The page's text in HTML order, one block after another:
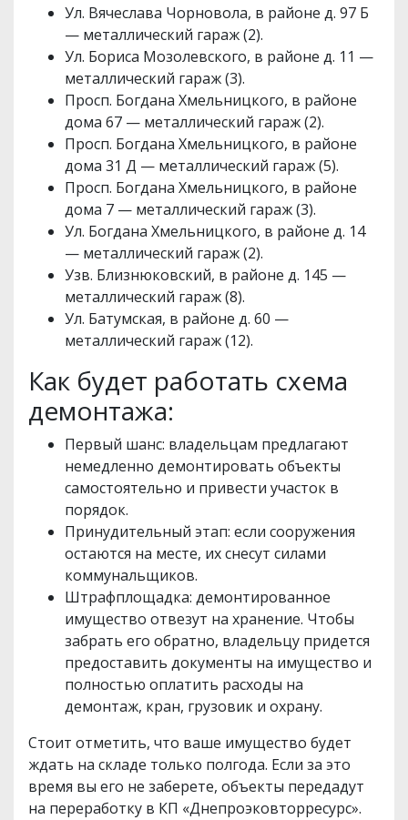
Ул. Вячеслава Чорновола, в районе д. 97 Б
— металлический гараж (2).
Ул. Бориса Мозолевского, в районе д. 11 —
металлический гараж (3).
Просп. Богдана Хмельницкого, в районе
дома 67 — металлический гараж (2).
Просп. Богдана Хмельницкого, в районе
дома 31 Д — металлический гараж (5).
Просп. Богдана Хмельницкого, в районе
дома 7 — металлический гараж (3).
Ул. Богдана Хмельницкого, в районе д. 14
— металлический гараж (2).
Узв. Близнюковский, в районе д. 145 —
металлический гараж (8).
Ул. Батумская, в районе д. 60 —
металлический гараж (12).
Как будет работать схема
демонтажа:
Первый шанс: владельцам предлагают
немедленно демонтировать объекты
самостоятельно и привести участок в
порядок.
Принудительный этап: если сооружения
остаются на месте, их снесут силами
коммунальщиков.
Штрафплощадка: демонтированное
имущество отвезут на хранение. Чтобы
забрать его обратно, владельцу придется
предоставить документы на имущество и
полностью оплатить расходы на
демонтаж, кран, грузовик и охрану.
Стоит отметить, что ваше имущество будет
ждать на складе только полгода. Если за это
время вы его не заберете, объекты передадут
на переработку в КП «Днепроэковторресурс».